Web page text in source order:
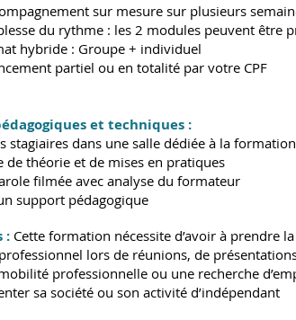
sur mesure sur plusieurs
du rythme : les 2 modules peuvent être
hybride : Groupe + individuel
partiel ou en totalité par votre CPF
et techniques :
stagiaires dans une salle dédiée à la
de théorie et de mises en pratiques
filmée avec analyse du formateur
support pédagogique
: Cette formation nécessite d’avoir à prendre
lors de réunions, de
professionnelle ou une recherche
sa société ou son activité d’indépendant